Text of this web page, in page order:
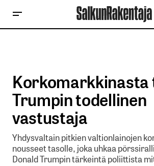
Korkomarkkinasta
Trumpin todellinen
vastustaja
Yhdysvaltain pitkien valtionlainojen
nousseet tasolle, joka uhkaa
Donald Trumpin tärkeintä poliittista